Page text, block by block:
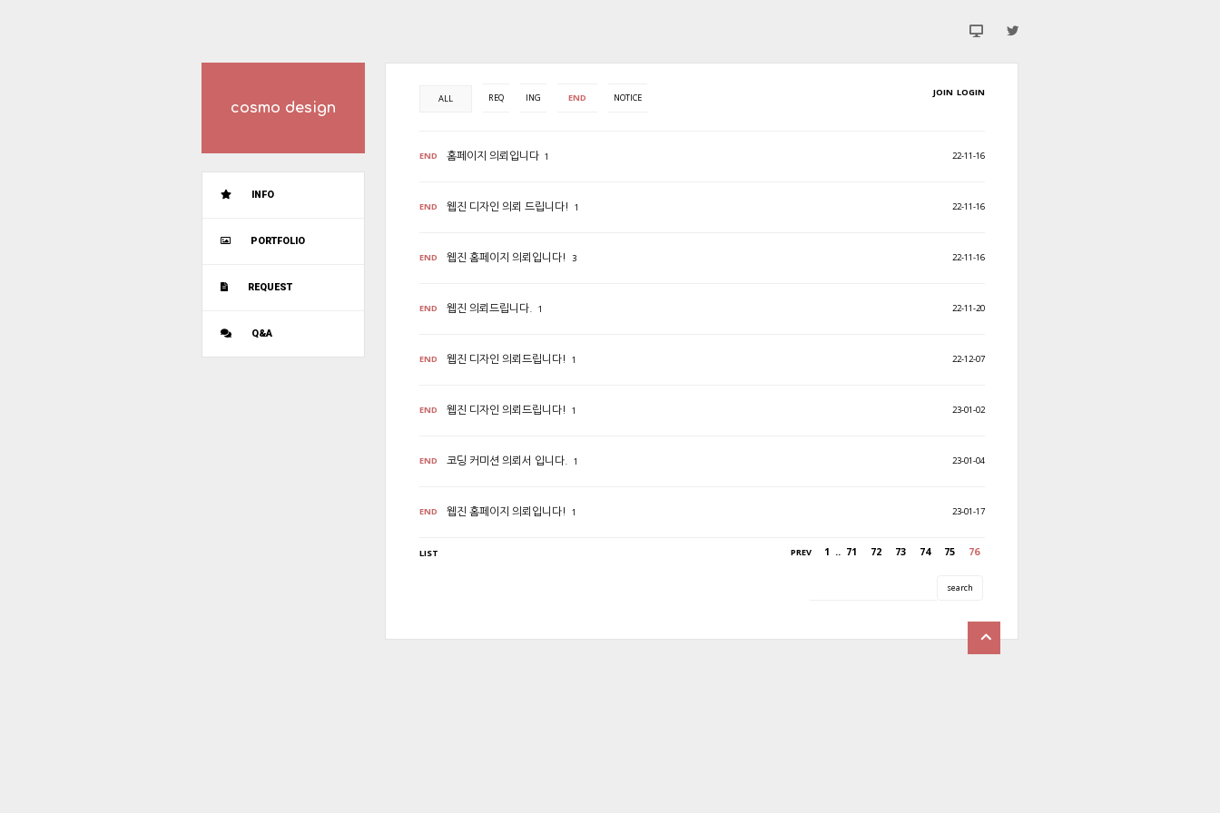
cosmo design
INFO
PORTFOLIO
REQUEST
Q&A
ALL REQ ING END NOTICE JOIN LOGIN
END 홈페이지 의뢰입니다 1 22-11-16
END 웹진 디자인 의뢰 드립니다! 1 22-11-16
END 웹진 홈페이지 의뢰입니다! 3 22-11-16
END 웹진 의뢰드립니다. 1 22-11-20
END 웹진 디자인 의뢰드립니다! 1 22-12-07
END 웹진 디자인 의뢰드립니다! 1 23-01-02
END 코딩 커미션 의뢰서 입니다. 1 23-01-04
END 웹진 홈페이지 의뢰입니다! 1 23-01-17
LIST PREV 1 .. 71 72 73 74 75 76